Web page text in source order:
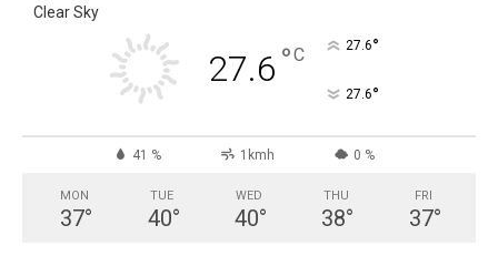
Clear Sky
27.6 °C 27.6°
27.6°
41 % 1kmh 0 %
MON
37°
TUE
40°
WED
40°
THU
38°
FRI
37°